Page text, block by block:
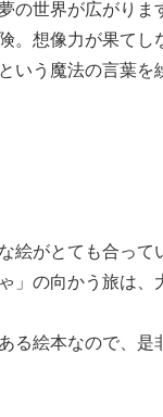
の世界が広がりま
。想像力が果てし
いう魔法の言葉を
絵がとても合って
」の向かう旅は、
絵本なので、是